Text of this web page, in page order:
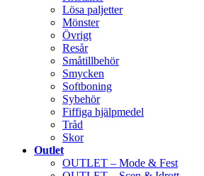
Lösa paljetter
Mönster
Övrigt
Resår
Småtillbehör
Smycken
Softboning
Sybehör
Fiffiga hjälpmedel
Tråd
Skor
Outlet
OUTLET – Mode & Fest